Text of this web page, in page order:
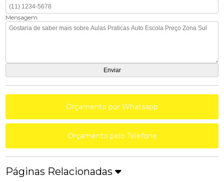
Mensagem
Orçamento por Whatsapp
Orçamento pelo Telefone
Páginas Relacionadas